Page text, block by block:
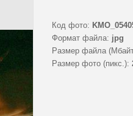
Код фото:
Формат файла: jpg
Размер файла
Размер фото (пикс.):